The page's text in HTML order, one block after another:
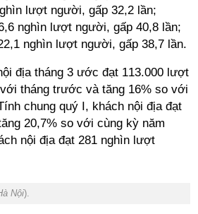
lượt người, gấp 32,2 lần;
nghìn lượt người, gấp 40,8 lần;
nghìn lượt người, gấp 38,7 lần.
địa tháng 3 ước đạt 113.000 lượt
tháng trước và tăng 16% so với
chung quý I, khách nội địa đạt
20,7% so với cùng kỳ năm
nội địa đạt 281 nghìn lượt
Nội).